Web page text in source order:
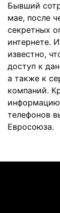
Бывший
мае, после
секретных
интернете.
известно,
доступ к
а также к
компаний.
телефонов
Евросоюза.